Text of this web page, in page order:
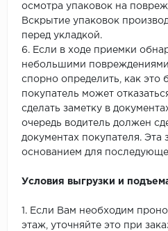
осмотра упаковок на
Вскрытие упаковок
перед укладкой.
6. Если в ходе приемки
небольшими
спорно определить, как это
покупатель может
сделать заметку в
очередь водитель должен
документах покупателя. Эта
основанием для
Условия выгрузки и
1. Если Вам необходим
этаж, уточняйте это при